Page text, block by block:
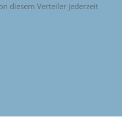
diesem Verteiler jederzeit